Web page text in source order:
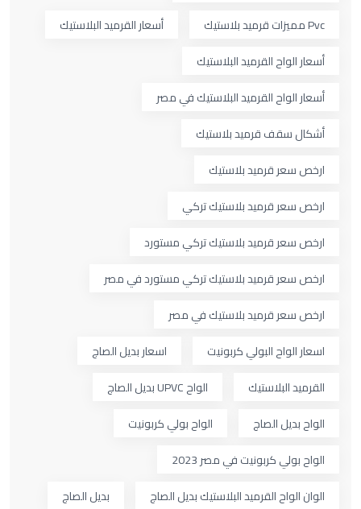
Pvc مميزات قرميد بلاستيك
أسعار القرميد البلاستيك
أسعار الواح القرميد البلاستيك
أسعار الواح القرميد البلاستيك في مصر
أشكال سقف قرميد بلاستيك
ارخص سعر قرميد بلاستيك
ارخص سعر قرميد بلاستيك تركي
ارخص سعر قرميد بلاستيك تركي مستورد
ارخص سعر قرميد بلاستيك تركي مستورد في مصر
ارخص سعر قرميد بلاستيك في مصر
اسعار الواح البولي كربونيت
اسعار بديل الصاج
القرميد البلاستيك
الواح UPVC بديل الصاج
الواح بديل الصاج
الواح بولي كربونيت
الواح بولي كربونيت في مصر 2023
الوان الواح القرميد البلاستيك بديل الصاج
بديل الصاج